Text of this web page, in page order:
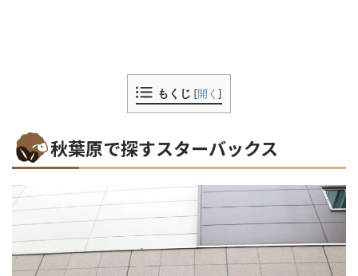
もくじ [開く ]
秋葉原で探すスターバックス